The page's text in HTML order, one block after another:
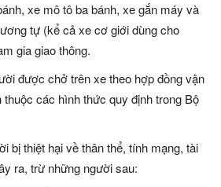
xe mô tô ba bánh, xe gắn máy và
tự (kể cả xe cơ giới dùng cho
gia giao thông.
được chở trên xe theo hợp đồng vận
các hình thức quy định trong Bộ
bị thiệt hại về thân thể, tính mạng, tài
ra, trừ những người sau: